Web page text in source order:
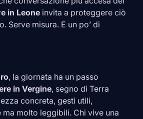
in Leone invita a proteggere ciò
Serve misura. E un po’ di
, la giornata ha un passo
in Vergine, segno di Terra
concreta, gesti utili,
molto leggibili. Chi vive una